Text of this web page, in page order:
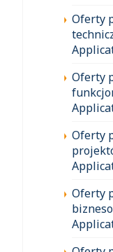
Oferty
Oferty
Oferty
Oferty